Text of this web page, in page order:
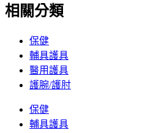
相關分類
保健
輔具護具
醫用護具
護腕/護肘
保健
輔具護具